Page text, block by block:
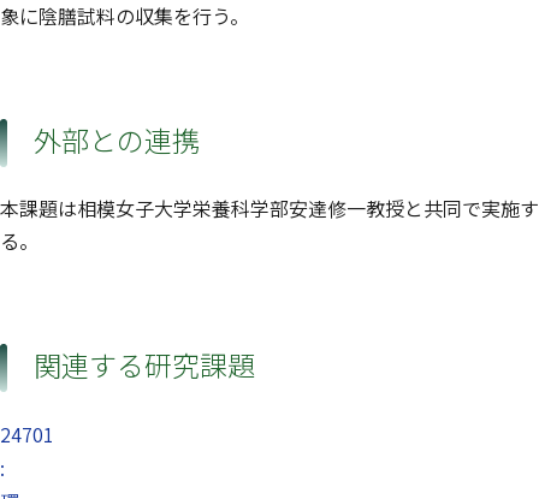
象に陰膳試料の収集を行う。
外部との連携
本課題は相模女子大学栄養科学部安達修一教授と共同で実施す
る。
関連する研究課題
24701
: